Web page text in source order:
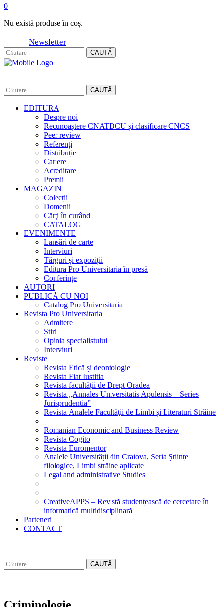
0
Nu există produse în coș.
Newsletter
CAUTĂ
CAUTĂ
EDITURA
Despre noi
Recunoaștere CNATDCU și clasificare CNCS
Peer review
Referenți
Distribuție
Cariere
Acreditare
Premii
MAGAZIN
Colecții
Domenii
Cărţi în curând
CATALOG
EVENIMENTE
Lansări de carte
Interviuri
Târguri și expoziții
Editura Pro Universitaria în presă
Conferințe
AUTORI
PUBLICĂ CU NOI
Catalog Pro Universitaria
Revista Pro Universitaria
Admitere
Știri
Opinia specialistului
Interviuri
Reviste
Revista Etică și deontologie
Revista Fiat Iustitia
Revista facultății de Drept Oradea
Revista „Annales Universitatis Apulensis – Series
Jurisprudentia”
Revista Analele Facultăţii de Limbi și Literaturi Străine
Romanian Economic and Business Review
Revista Cogito
Revista Euromentor
Analele Universității din Craiova, Seria Științe
filologice, Limbi străine aplicate
Legal and administrative Studies
CreativeAPPS – Revistă studențească de cercetare în
informatică multidisciplinară
Parteneri
CONTACT
CAUTĂ